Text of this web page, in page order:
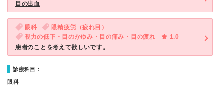
目の出血
眼科
眼精疲労（疲れ目）
視力の低下・目のかゆみ・目の痛み・目の疲れ
1.0
患者のことを考えて欲しいです。
診療科目：
眼科